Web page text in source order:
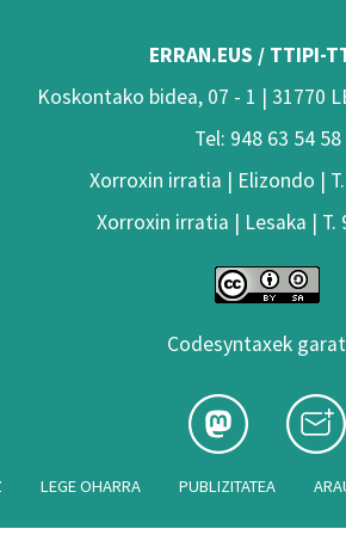
ERRAN.EUS / TTIPI-
Koskontako bidea, 07 - 1 | 31770
Tel: 948 63 54 58
Xorroxin irratia | Elizondo |
Xorroxin irratia | Lesaka | T.
Codesyntaxek
LEGE OHARRA PUBLIZITATEA